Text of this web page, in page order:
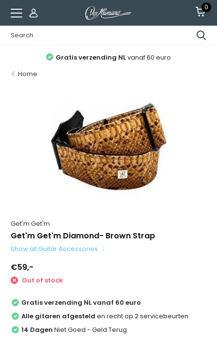
0
Gratis verzending NLvanaf 60 euro
Home
Get'm Get'm
Get'm Get'm Diamond- Brown Strap
Show all Guitar Accessories
€59,-
Out of stock
Gratis verzending NL vanaf 60 euro
Alle gitaren afgesteld en recht op 2 servicebeurten
14 Dagen Niet Goed - Geld Terug